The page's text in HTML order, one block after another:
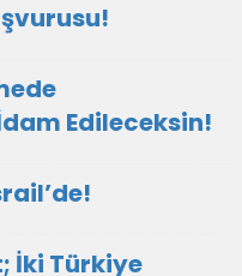
Edileceksin!
İki Türkiye